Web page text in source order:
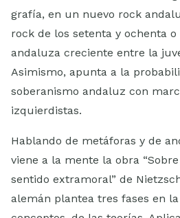
grafía, en un nuevo rock
rock de los setenta y ochenta
andaluza creciente entre la
Asimismo, apunta a la
soberanismo andaluz con
izquierdistas.
Hablando de metáforas y de
viene a la mente la obra
sentido extramoral” de
alemán plantea tres fases en